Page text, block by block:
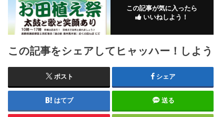
この記事が気に入ったら
いいねしよう！
この記事をシェアしてヒャッハー！しよう
ポスト シェア
はてブ 送る